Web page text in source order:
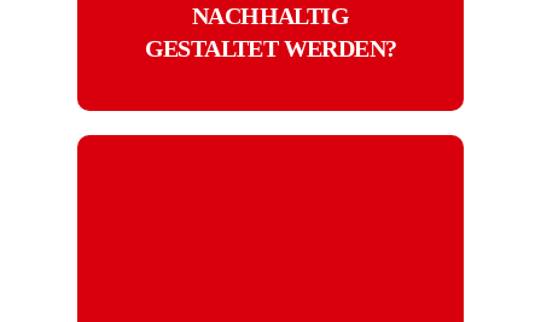
NACHHALTIG
GESTALTET WERDEN?